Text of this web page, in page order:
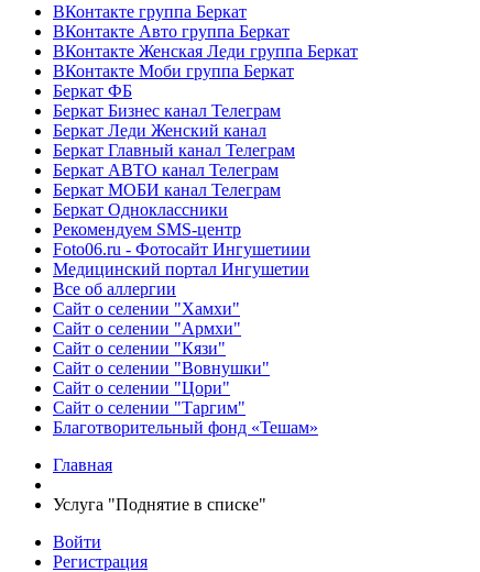
ВКонтакте группа Беркат
ВКонтакте Авто группа Беркат
ВКонтакте Женская Леди группа Беркат
ВКонтакте Моби группа Беркат
Беркат ФБ
Беркат Бизнес канал Телеграм
Беркат Леди Женский канал
Беркат Главный канал Телеграм
Беркат АВТО канал Телеграм
Беркат МОБИ канал Телеграм
Беркат Одноклассники
Рекомендуем SMS-центр
Foto06.ru - Фотосайт Ингушетиии
Медицинский портал Ингушетии
Все об аллергии
Сайт о селении "Хамхи"
Сайт о селении "Армхи"
Сайт о селении "Кязи"
Сайт о селении "Вовнушки"
Сайт о селении "Цори"
Сайт о селении "Таргим"
Благотворительный фонд «Тешам»
Главная
Услуга "Поднятие в списке"
Войти
Регистрация